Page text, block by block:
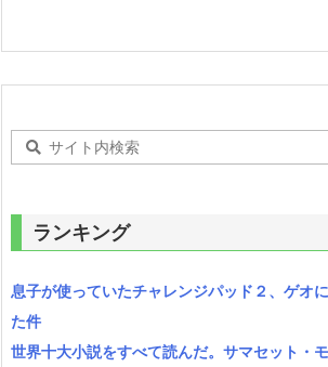
ランキング
息子が使っていたチャレンジパッド２、ゲオ
た件
世界十大小説をすべて読んだ。サマセット・